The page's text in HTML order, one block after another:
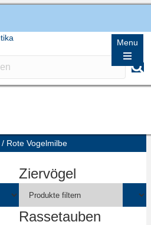
Menu
/ Rote Vogelmilbe
Ziervögel
Rassetauben